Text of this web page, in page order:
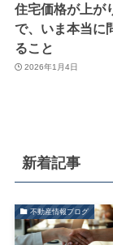
住宅価格が上が
で、いま本当に
ること
2026年1月4日
新着記事
不動産情報ブログ